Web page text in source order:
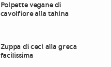
Polpette vegane di
cavolfiore alla tahina
Zuppa di ceci alla greca
facilissima